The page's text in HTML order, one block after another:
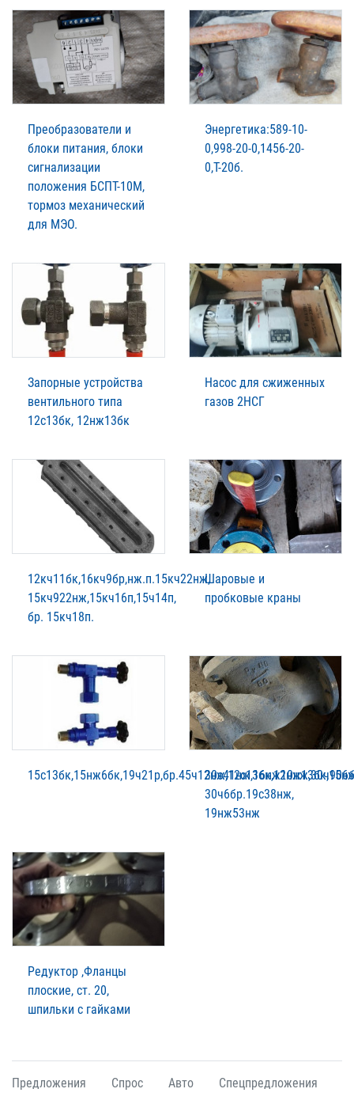
Преобразователи и
блоки питания, блоки
сигнализации
положения БСПТ-10М,
тормоз механический
для МЭО.
Энергетика:589-10-
0,998-20-0,1456-20-
0,Т-20б.
Запорные устройства
вентильного типа
12с13бк, 12нж13бк
Насос для сжиженных
газов 2НСГ
12кч11бк,16кч9бр,нж.п.15кч22нж,
15кч922нж,15кч16п,15ч14п,
бр. 15кч18п.
Шаровые и
пробковые краны
30ч6бр.19с38нж,
19нж53нж
Редуктор ,Фланцы
плоские, ст. 20,
шпильки с гайками
Предложения Спрос Авто Спецпредложения